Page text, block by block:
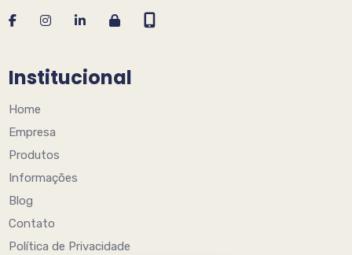
Institucional
Home
Empresa
Produtos
Informações
Blog
Contato
Política de Privacidade